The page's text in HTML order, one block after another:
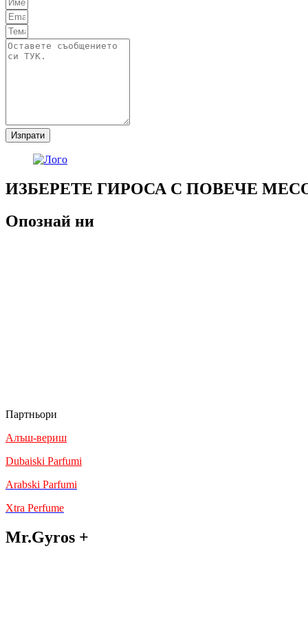
Изпрати
ИЗБЕРЕТЕ ГИРОСА С ПОВЕЧЕ
Опознай ни
Партньори
Алъш-вериш
Dubaiski Parfumi
Arabski Parfumi
Xtra Perfume
Mr.Gyros +